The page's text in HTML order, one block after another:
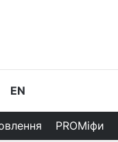
EN
PROМіфи